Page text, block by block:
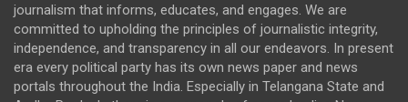
journalism that informs, educates, and engages. We are
committed to upholding the principles of journalistic integrity,
independence, and transparency in all our endeavors. In present
era every political party has its own news paper and news
portals throughout the India. Especially in Telangana State and